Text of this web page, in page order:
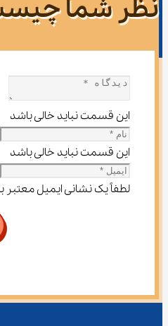
نظر شما
این قسمت نباید خالی باشد
این قسمت نباید خالی باشد
لطفاً یک نشانی ایمیل معتبر